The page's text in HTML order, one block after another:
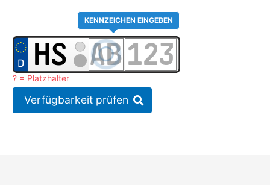
KENNZEICHEN EINGEBEN
? = Platzhalter
Verfügbarkeit prüfen